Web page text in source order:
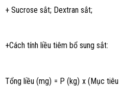
+ Sucrose sắt; Dextran sắt;
+Cách tính liều tiêm bổ sung sắt:
Tổng liều (mg) = P (kg) x (Mục